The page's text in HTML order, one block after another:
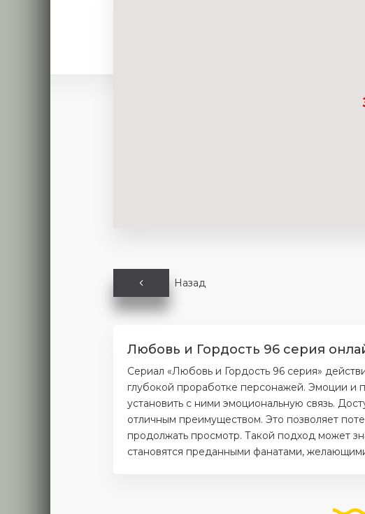
Назад
Любовь и Гордость 96 серия
Сериал «Любовь и Гордость 96 серия»
глубокой проработке персонажей. Эмоции и
установить с ними эмоциональную связь.
отличным преимуществом. Это позволяет
продолжать просмотр. Такой подход может
становятся преданными фанатами,